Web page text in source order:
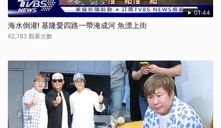
01:44
海水倒灌! 基隆愛四路一帶淹成河 魚漂上街
62,783 觀看次數